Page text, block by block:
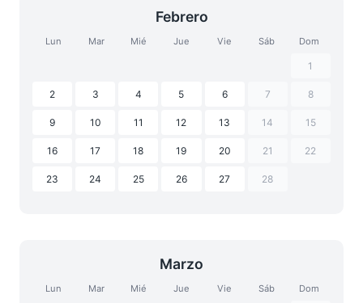
Febrero
Lun Mar Mié Jue Vie Sáb Dom
1
2 3 4 5 6 7 8
9 10 11 12 13 14 15
16 17 18 19 20 21 22
23 24 25 26 27 28
Marzo
Lun Mar Mié Jue Vie Sáb Dom